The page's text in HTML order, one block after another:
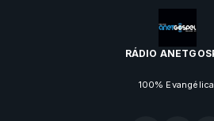
RÁDIO
100% Evangélica.